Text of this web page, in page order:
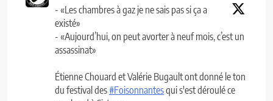
- «Les chambres à gaz je ne sais pas si ça a
existé»
- «Aujourd’hui, on peut avorter à neuf mois, c’est un
assassinat»
Étienne Chouard et Valérie Bugault ont donné le ton
du festival des#Foisonnantesqui s'est déroulé ce